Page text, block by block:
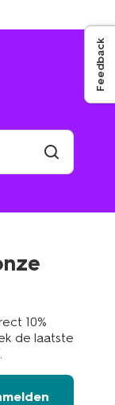
10%
de laatste
Feedback